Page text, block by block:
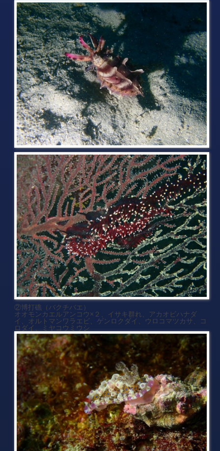
②博打礁（バクチバエ）
オオモンカエルアンコウ×２、イサキ群れ、アカオビハナダ
イ、オルトマンワラエビ、ゲンロクダイ、ウロコマツカサ、コ
ロダイ、ミヤコウミウシ